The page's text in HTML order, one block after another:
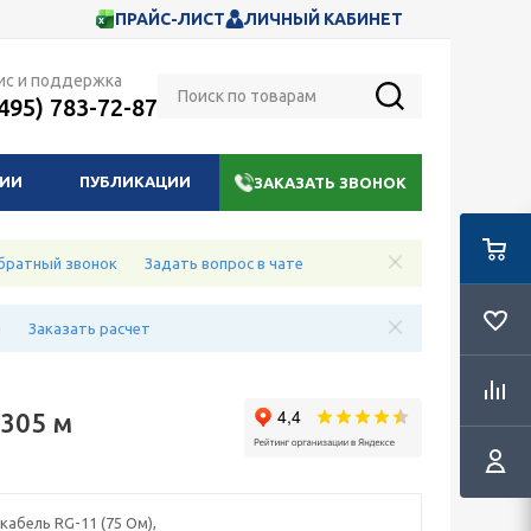
ПРАЙС-ЛИСТ ЛИЧНЫЙ КАБИНЕТ
и поддержка
783-72-87
ПУБЛИКАЦИИ ЗАКАЗАТЬ ЗВОНОК
звонок Задать вопрос в чате
Заказать расчет
м
RG-11 (75 Ом),